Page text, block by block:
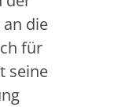
die
für
seine